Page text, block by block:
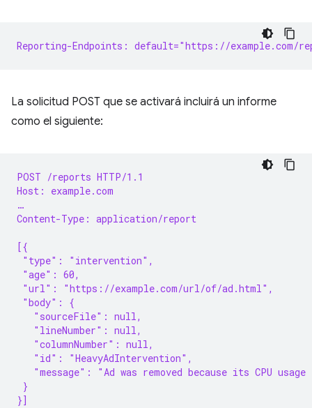
Reporting-Endpoints: default="https://example.com/
La solicitud POST que se activará incluirá un informe
como el siguiente:
POST /reports HTTP/1.1
Host: example.com
…
Content-Type: application/report
[{
"type": "intervention",
"age": 60,
"url": "https://example.com/url/of/ad.html",
"body": {
   "sourceFile": null,
   "lineNumber": null,
   "columnNumber": null,
   "id": "HeavyAdIntervention",
"message": "Ad was removed because its CPU
}
}]